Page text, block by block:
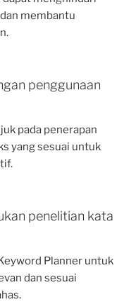
membantu
penggunaan
pada penerapan
yang sesuai untuk
penelitian kata
Planner untuk
dan sesuai